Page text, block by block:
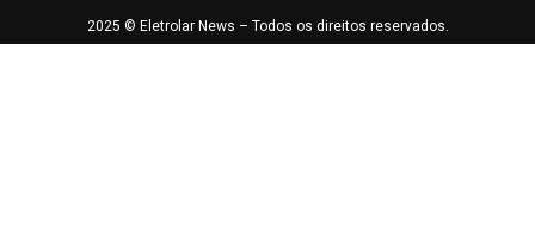
2025 © Eletrolar News – Todos os direitos reservados.